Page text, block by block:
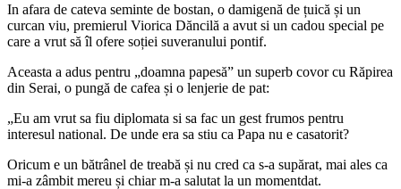
In afara de cateva seminte de bostan, o damigenă de țuică și un
curcan viu, premierul Viorica Dăncilă a avut si un cadou special pe
care a vrut să îl ofere soției suveranului pontif.
Aceasta a adus pentru „doamna papesă” un superb covor cu Răpirea
din Serai, o pungă de cafea și o lenjerie de pat:
„Eu am vrut sa fiu diplomata si sa fac un gest frumos pentru
interesul national. De unde era sa stiu ca Papa nu e casatorit?
Oricum e un bătrânel de treabă și nu cred ca s-a supărat, mai ales ca
mi-a zâmbit mereu și chiar m-a salutat la un momentdat.